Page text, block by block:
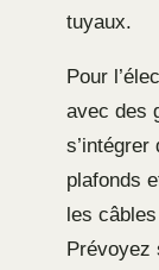
tuyaux.
Pour
avec des
plafonds
les
Prévoyez